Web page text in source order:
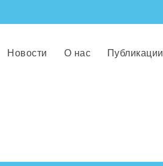
Новости О нас Публикации